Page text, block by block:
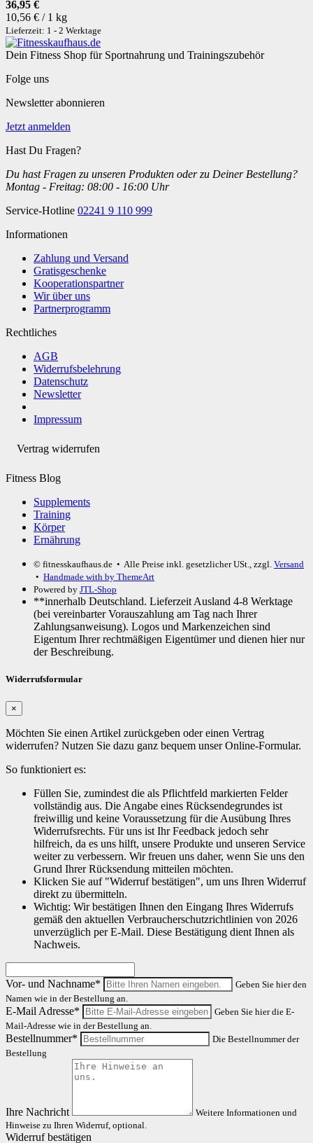
36,95 €
10,56 € / 1 kg
Lieferzeit: 1 - 2 Werktage
Dein Fitness Shop für Sportnahrung und Trainingszubehör
Folge uns
Newsletter abonnieren
Jetzt anmelden
Hast Du Fragen?
Du hast Fragen zu unseren Produkten oder zu Deiner Bestellung?
Montag - Freitag: 08:00 - 16:00 Uhr
Service-Hotline 02241 9 110 999
Informationen
Zahlung und Versand
Gratisgeschenke
Kooperationspartner
Wir über uns
Partnerprogramm
Rechtliches
AGB
Widerrufsbelehrung
Datenschutz
Newsletter
Impressum
Vertrag widerrufen
Fitness Blog
Supplements
Training
Körper
Ernährung
© fitnesskaufhaus.de • Alle Preise inkl. gesetzlicher USt., zzgl. Versand
• Handmade with by ThemeArt
Powered by JTL-Shop
**innerhalb Deutschland. Lieferzeit Ausland 4-8 Werktage
(bei vereinbarter Vorauszahlung am Tag nach Ihrer
Zahlungsanweisung). Logos und Markenzeichen sind
Eigentum Ihrer rechtmäßigen Eigentümer und dienen hier nur
der Beschreibung.
Widerrufsformular
×
Möchten Sie einen Artikel zurückgeben oder einen Vertrag
widerrufen? Nutzen Sie dazu ganz bequem unser Online-Formular.
So funktioniert es:
Füllen Sie, zumindest die als Pflichtfeld markierten Felder
vollständig aus. Die Angabe eines Rücksendegrundes ist
freiwillig und keine Voraussetzung für die Ausübung Ihres
Widerrufsrechts. Für uns ist Ihr Feedback jedoch sehr
hilfreich, da es uns hilft, unsere Produkte und unseren Service
weiter zu verbessern. Wir freuen uns daher, wenn Sie uns den
Grund Ihrer Rücksendung mitteilen möchten.
Klicken Sie auf "Widerruf bestätigen", um uns Ihren Widerruf
direkt zu übermitteln.
Wichtig: Wir bestätigen Ihnen den Eingang Ihres Widerrufs
gemäß den aktuellen Verbraucherschutzrichtlinien von 2026
unverzüglich per E-Mail. Diese Bestätigung dient Ihnen als
Nachweis.
Vor- und Nachname*
Geben Sie hier den
Namen wie in der Bestellung an.
E-Mail Adresse*
Geben Sie hier die E-
Mail-Adresse wie in der Bestellung an.
Bestellnummer*
Die Bestellnummer der
Bestellung
Ihre Nachricht
Weitere Informationen und
Hinweise zu Ihren Widerruf, optional.
Widerruf bestätigen